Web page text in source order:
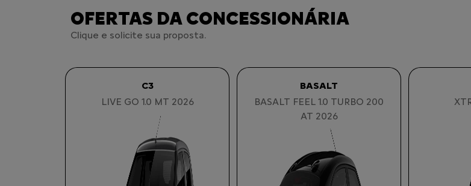
OFERTAS DA CONCESSIONÁRIA
Clique e solicite sua proposta.
C3
LIVE GO 1.0 MT 2026
BASALT
BASALT FEEL 1.0 TURBO 200
AT 2026